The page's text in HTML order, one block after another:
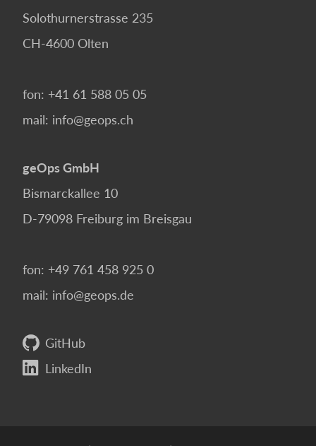
Solothurnerstrasse 235
CH-4600 Olten
fon: +41 61 588 05 05
mail: info@geops.ch
geOps GmbH
Bismarckallee 10
D-79098 Freiburg im Breisgau
fon: +49 761 458 925 0
mail: info@geops.de
GitHub
LinkedIn